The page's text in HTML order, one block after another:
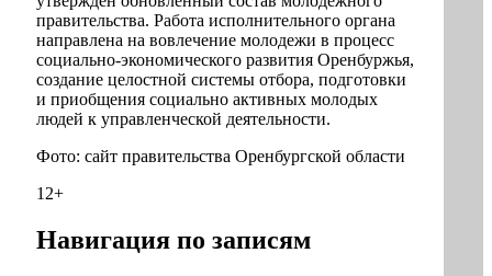
правительства. Работа исполнительного органа
направлена на вовлечение молодежи в процесс
социально-экономического развития Оренбуржья,
создание целостной системы отбора, подготовки
и приобщения социально активных молодых
людей к управленческой деятельности.
Фото: сайт правительства Оренбургской области
12+
Навигация по записям